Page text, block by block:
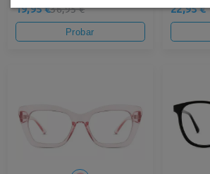
19,95 €36,95 €
Probar
22,95 €